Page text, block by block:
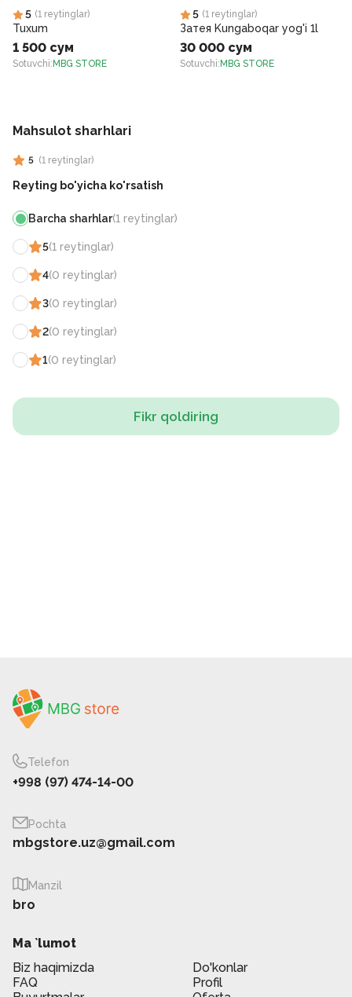
5 (1 reytinglar)
Tuxum
1 500 сум
Sotuvchi: MBG STORE
5 (1 reytinglar)
Затея Kungaboqar yog'i 1l
30 000 сум
Sotuvchi: MBG STORE
Mahsulot sharhlari
5 (1 reytinglar)
Reyting bo'yicha ko'rsatish
Barcha sharhlar(1 reytinglar)
5(1 reytinglar)
4(0 reytinglar)
3(0 reytinglar)
2(0 reytinglar)
1(0 reytinglar)
Fikr qoldiring
Telefon
+998 (97) 474-14-00
Pochta
mbgstore.uz@gmail.com
Manzil
bro
Ma `lumot
Biz haqimizda
Do'konlar
FAQ
Profil